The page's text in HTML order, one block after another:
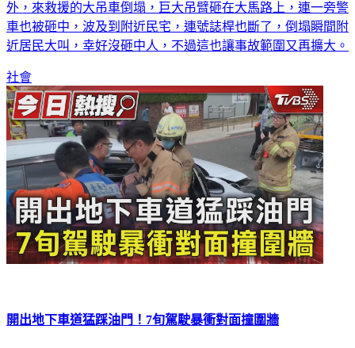
外，來救援的大吊車倒塌，巨大吊臂砸在大馬路上，連一旁警
車也被砸中，波及到附近民宅，連號誌桿也斷了，倒塌瞬間附
近居民大叫，幸好沒砸中人，不過這也讓事故範圍又再擴大。
社會
開出地下車道猛踩油門！7旬駕駛暴衝對面撞圍牆